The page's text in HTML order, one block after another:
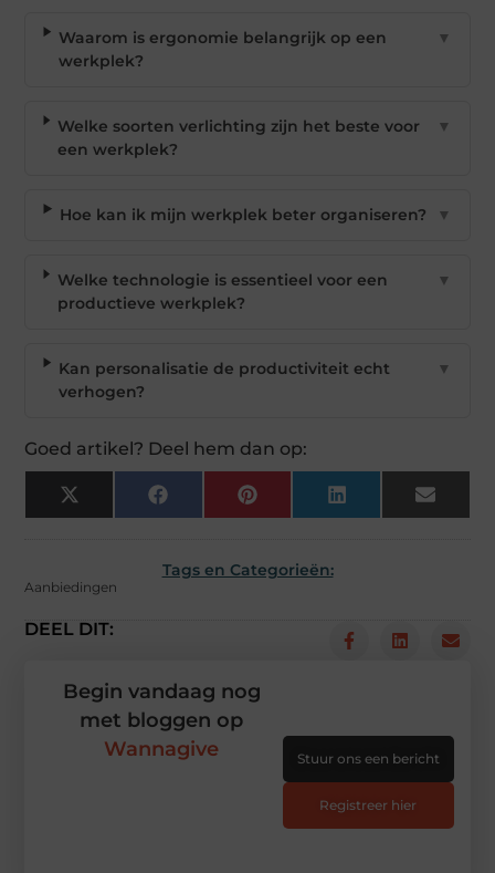
Waarom is ergonomie belangrijk op een
werkplek?
▼
Welke soorten verlichting zijn het beste voor
een werkplek?
▼
Hoe kan ik mijn werkplek beter organiseren? ▼
Welke technologie is essentieel voor een
productieve werkplek?
▼
Kan personalisatie de productiviteit echt
verhogen?
▼
Goed artikel? Deel hem dan op:
X
(Twitter)
Facebook Pinterest LinkedIn Email
Tags en Categorieën:
Aanbiedingen
DEEL DIT:
Begin vandaag nog
met bloggen op
Wannagive
Stuur ons een bericht
Registreer hier